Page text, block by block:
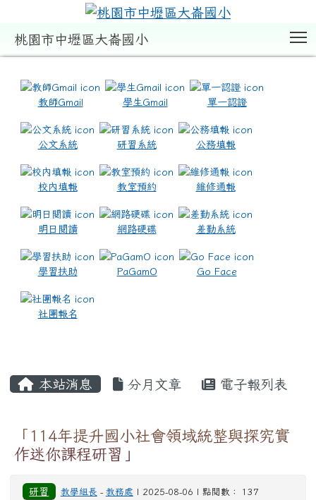
桃園市中壢區大崙國小
教師Gmail 學生Gmail 單一認證
公文系統 研習系統 公務填報
校內填報 教室預約 維修通報
明日閱讀 網路硬碟 差勤系統
學習扶助 PaGamO Go Face
社團報名
本站消息 分月文章 電子報列表
「114年提升國小社會領域統整與探究實
作迷你課程研習」
研習 教學組長 - 教務處 | 2025-08-06 | 點閱數： 137